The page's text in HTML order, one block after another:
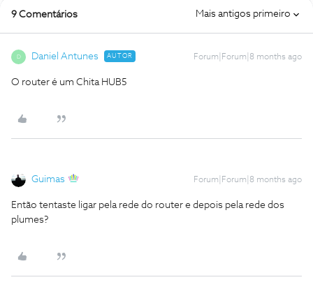
9 Comentários Mais antigos primeiro
D Daniel Antunes AUTOR Forum|Forum|8 months ago
O router é um Chita HUB5
Guimas Forum|Forum|8 months ago
Então tentaste ligar pela rede do router e depois pela rede dos
plumes?